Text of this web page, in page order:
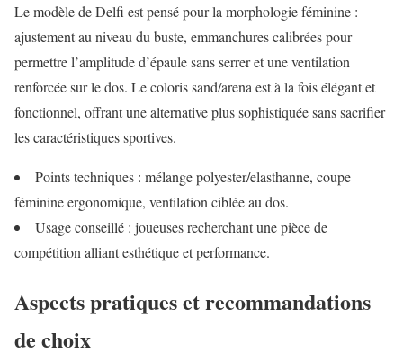
Le modèle de Delfi est pensé pour la morphologie féminine :
ajustement au niveau du buste, emmanchures calibrées pour
permettre l’amplitude d’épaule sans serrer et une ventilation
renforcée sur le dos. Le coloris sand/arena est à la fois élégant et
fonctionnel, offrant une alternative plus sophistiquée sans sacrifier
les caractéristiques sportives.
Points techniques : mélange polyester/elasthanne, coupe
féminine ergonomique, ventilation ciblée au dos.
Usage conseillé : joueuses recherchant une pièce de
compétition alliant esthétique et performance.
Aspects pratiques et recommandations
de choix